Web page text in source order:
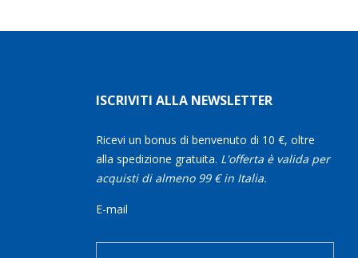
ISCRIVITI ALLA NEWSLETTER
Ricevi un bonus di benvenuto di 10 €, oltre
alla spedizione gratuita. L'offerta è valida per
acquisti di almeno 99 € in Italia.
E-mail